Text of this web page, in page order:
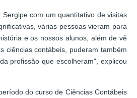
Sergipe com um quantitativo de visitas
várias pessoas vieram para
e os nossos alunos, além de vê
ciências contábeis, puderam também
profissão que escolheram", explicou
do curso de Ciências Contábeis